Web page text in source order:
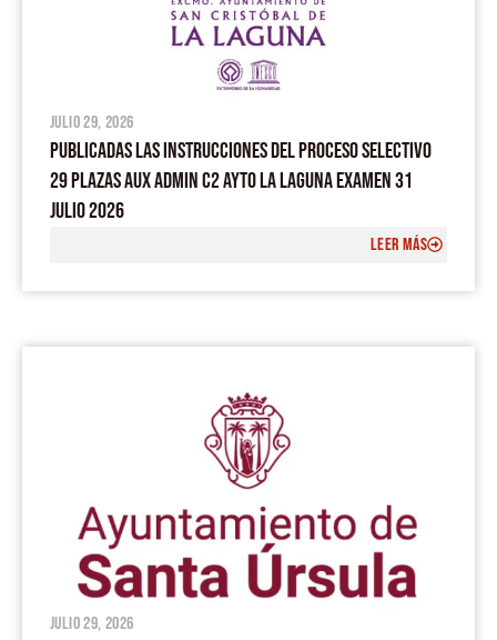
julio 29, 2026
PUBLICADAS LAS INSTRUCCIONES DEL PROCESO SELECTIVO
29 PLAZAS AUX ADMIN C2 AYTO LA LAGUNA EXAMEN 31
JULIO 2026
LEER MÁS
julio 29, 2026